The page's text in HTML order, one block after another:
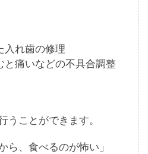
入れ歯の修理
と痛いなどの不具合調整
うことができます。
ら、食べるのが怖い」